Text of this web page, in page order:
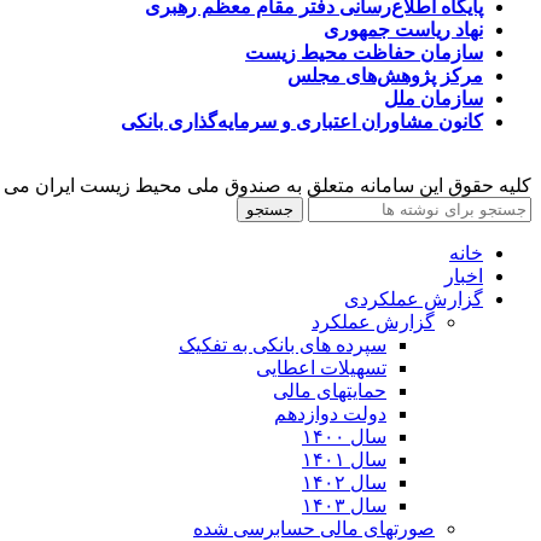
پایگاه اطلاع‌رسانی دفتر مقام معظم رهبری
نهاد ریاست جمهوری
سازمان حفاظت محیط زیست
مرکز پژوهش‌های مجلس
سازمان ملل
کانون مشاوران اعتباری و سرمایه‌گذاری بانکی
کلیه حقوق این سامانه متعلق به صندوق ملی محیط زیست ایران می
جستجو
خانه
اخبار
گزارش عملکردی
گزارش عملکرد
سپرده های بانکی به تفکیک
تسهیلات اعطایی
حمایتهای مالی
دولت دوازدهم
سال ۱۴۰۰
سال ۱۴۰۱
سال ۱۴۰۲
سال ۱۴۰۳
صورتهای مالی حسابرسی شده